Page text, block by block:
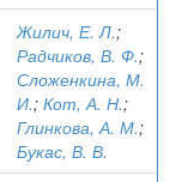
Жилич, Е. Л.;
Радчиков, В. Ф.;
Сложенкина, М.
И.; Кот, А. Н.;
Глинкова, А. М.;
Букас, В. В.